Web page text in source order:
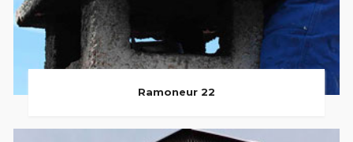
Ramoneur 22